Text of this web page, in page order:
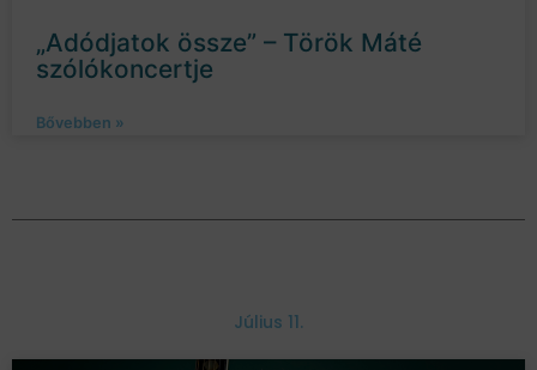
„Adódjatok össze” – Török Máté
szólókoncertje
Bővebben »
Július 11.